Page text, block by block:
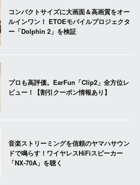
コンパクトサイズに大画面＆高画質をオー
ルインワン！ ETOEモバイルプロジェクタ
ー「Dolphin 2」を検証
プロも高評価。EarFun「Clip2」全方位レ
ビュー！【割引クーポン情報あり】
音楽ストリーミングを信頼のヤマハサウン
ドで鳴らす！ワイヤレスHiFiスピーカー
「NX-70A」を聴く